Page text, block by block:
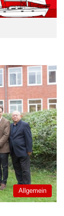
Allgemein